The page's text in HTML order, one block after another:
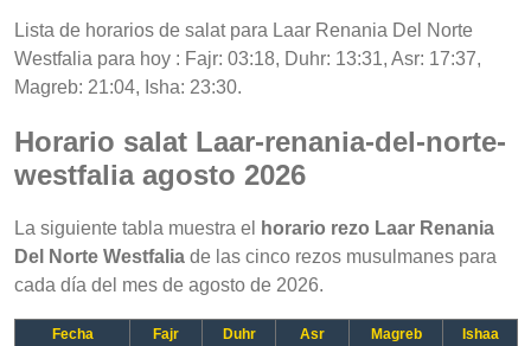
Lista de horarios de salat para Laar Renania Del Norte
Westfalia para hoy : Fajr: 03:18, Duhr: 13:31, Asr: 17:37,
Magreb: 21:04, Isha: 23:30.
Horario salat Laar-renania-del-norte-
westfalia agosto 2026
La siguiente tabla muestra el
horario rezo Laar Renania
Del Norte Westfalia de las cinco rezos musulmanes para
cada día del mes de agosto de 2026.
Fecha Fajr Duhr Asr Magreb
Ishaa